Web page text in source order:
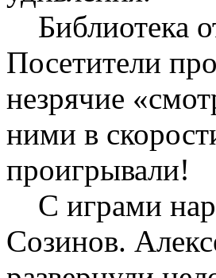
Библиотека
Посетители
незрячие
ними в
проигрывали!
С играми
Созинов.